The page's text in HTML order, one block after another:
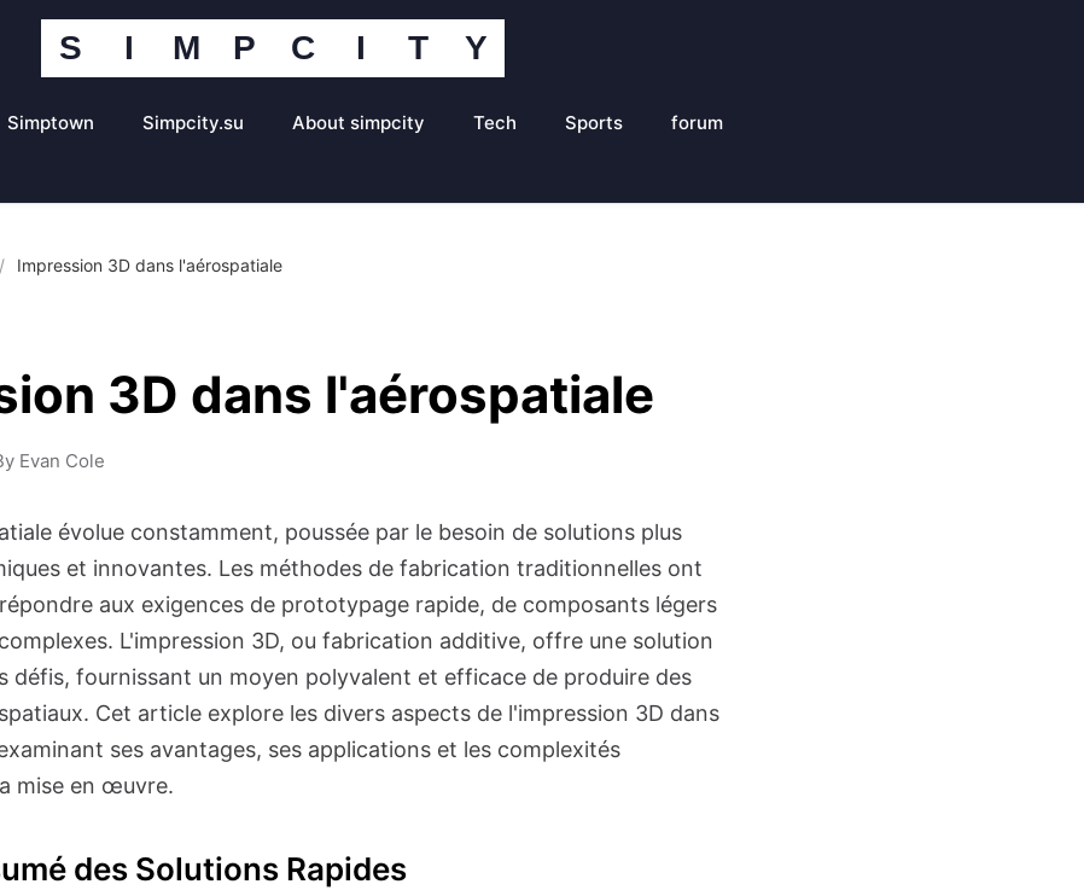
S I M P C I T Y
Portail
Simpcity
Simptown Simpcity.su About simpcity Tech Sports forum
/ Impression 3D dans l'aérospatiale
3D dans l'aérospatiale
Evan Cole
évolue constamment, poussée par le besoin de solutions plus
et innovantes. Les méthodes de fabrication traditionnelles ont
aux exigences de prototypage rapide, de composants légers
L'impression 3D, ou fabrication additive, offre une solution
défis, fournissant un moyen polyvalent et efficace de produire des
Cet article explore les divers aspects de l'impression 3D dans
ses avantages, ses applications et les complexités
mise en œuvre.
des Solutions Rapides